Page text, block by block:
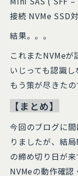
接続 NVMe SSD
結果。。。
これまたNVMe
いじっても認識し
もう策が尽きたの
【まとめ】
今回のブログに
りましたが、結
の締め切り日が来
NVMeの動作確認